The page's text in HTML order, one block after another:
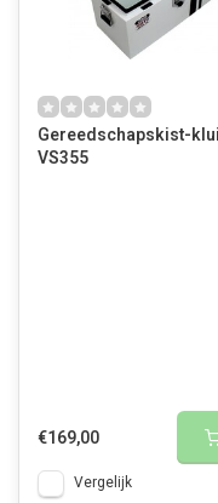
Gereedschapskist-
VS355
€169,00
Vergelijk